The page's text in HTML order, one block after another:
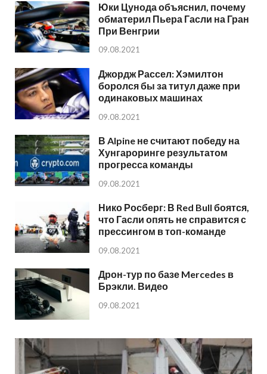
Юки Цунода объяснил, почему
обматерил Пьера Гасли на Гран
При Венгрии
09.08.2021
Джордж Рассел: Хэмилтон
боролся бы за титул даже при
одинаковых машинах
09.08.2021
В Alpine не считают победу на
Хунгароринге результатом
прогресса команды
09.08.2021
Нико Росберг: В Red Bull боятся,
что Гасли опять не справится с
прессингом в топ-команде
09.08.2021
Дрон-тур по базе Mercedes в
Брэкли. Видео
09.08.2021